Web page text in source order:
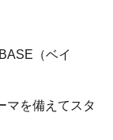
（ベイ
マを備えてスタ